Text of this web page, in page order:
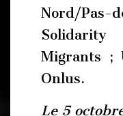
Nord/
Migrants ;
Onlus.
Le 5